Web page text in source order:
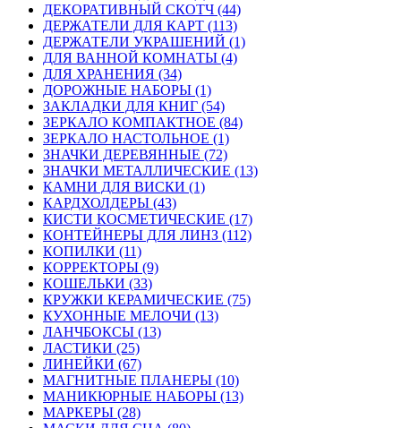
ДЕКОРАТИВНЫЙ СКОТЧ (44)
ДЕРЖАТЕЛИ ДЛЯ КАРТ (113)
ДЕРЖАТЕЛИ УКРАШЕНИЙ (1)
ДЛЯ ВАННОЙ КОМНАТЫ (4)
ДЛЯ ХРАНЕНИЯ (34)
ДОРОЖНЫЕ НАБОРЫ (1)
ЗАКЛАДКИ ДЛЯ КНИГ (54)
ЗЕРКАЛО КОМПАКТНОЕ (84)
ЗЕРКАЛО НАСТОЛЬНОЕ (1)
ЗНАЧКИ ДЕРЕВЯННЫЕ (72)
ЗНАЧКИ МЕТАЛЛИЧЕСКИЕ (13)
КАМНИ ДЛЯ ВИСКИ (1)
КАРДХОЛДЕРЫ (43)
КИСТИ КОСМЕТИЧЕСКИЕ (17)
КОНТЕЙНЕРЫ ДЛЯ ЛИНЗ (112)
КОПИЛКИ (11)
КОРРЕКТОРЫ (9)
КОШЕЛЬКИ (33)
КРУЖКИ КЕРАМИЧЕСКИЕ (75)
КУХОННЫЕ МЕЛОЧИ (13)
ЛАНЧБОКСЫ (13)
ЛАСТИКИ (25)
ЛИНЕЙКИ (67)
МАГНИТНЫЕ ПЛАНЕРЫ (10)
МАНИКЮРНЫЕ НАБОРЫ (13)
МАРКЕРЫ (28)